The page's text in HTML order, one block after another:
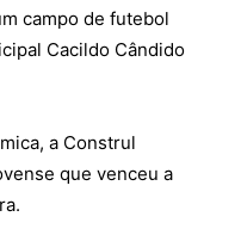
campo de futebol
Cacildo Cândido
a Construl
que venceu a